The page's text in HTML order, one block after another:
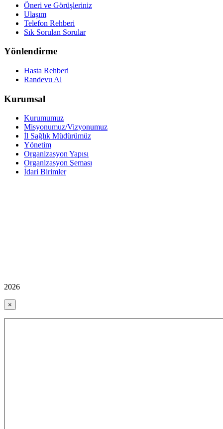
Öneri ve Görüşleriniz
Ulaşım
Telefon Rehberi
Sık Sorulan Sorular
Yönlendirme
Hasta Rehberi
Randevu Al
Kurumsal
Kurumumuz
Misyonumuz/Vizyonumuz
İl Sağlık Müdürümüz
Yönetim
Organizasyon Yapısı
Organizasyon Şeması
İdari Birimler
2026
×